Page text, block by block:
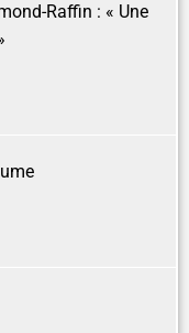
Raffin : « Une